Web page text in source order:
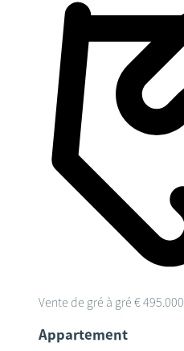
Vente de gré à gré € 495.000
Appartement